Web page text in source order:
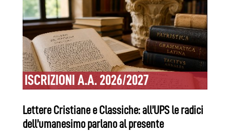
ISCRIZIONI A.A. 2026/2027
Lettere Cristiane e Classiche: all’UPS le radici
dell’umanesimo parlano al presente